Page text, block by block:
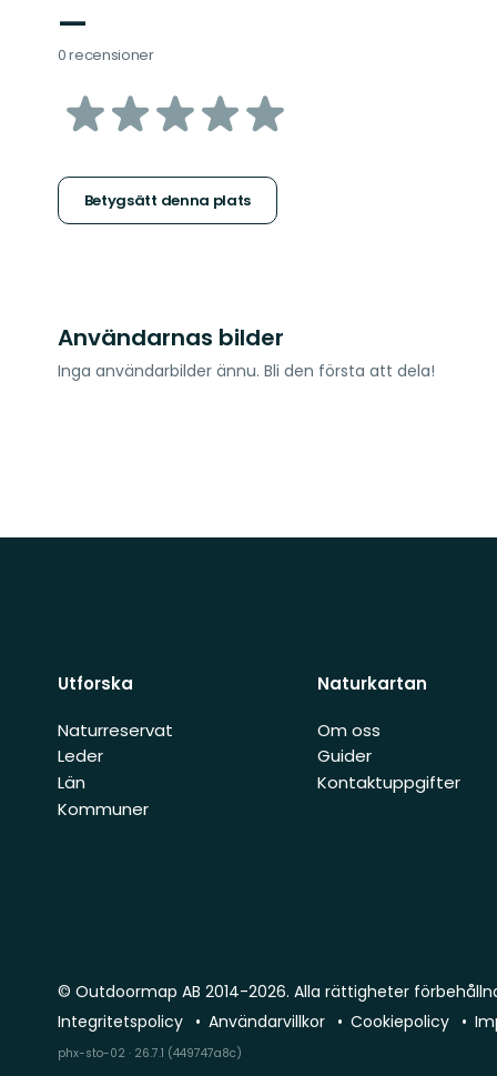
—
0 recensioner
av
stjärnor
Betygsätt denna plats
Användarnas bilder
Inga användarbilder ännu. Bli den första att dela!
Utforska
Naturreservat
Leder
Län
Kommuner
Naturkartan
Om oss
Guider
Kontaktuppgifter
© Outdoormap AB 2014-2026. Alla rättigheter
Integritetspolicy
Användarvillkor Cookiepolicy
phx-sto-02 · 26.7.1 (449747a8c)